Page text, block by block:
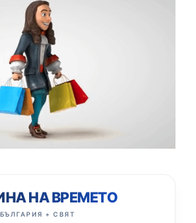
НА ВРЕМЕТО
БЪЛГАРИЯ + СВЯТ